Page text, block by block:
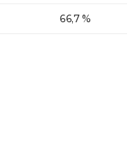
66,7 %